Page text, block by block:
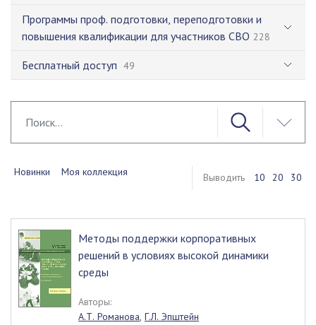
Программы проф. подготовки, переподготовки и
повышения квалификации для участников СВО 228
Бесплатный доступ 49
Новинки Моя коллекция Выводить 10 20 30
Методы поддержки корпоративных
решений в условиях высокой динамики
среды
Авторы:
А.Т. Романова, Г.Л. Эпштейн